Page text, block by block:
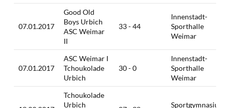
07.01.2017
Good Old
Boys Urbich
ASC Weimar
II
33 - 44
Innenstadt-
Sporthalle
Weimar
07.01.2017
ASC Weimar I
Tchoukolade
Urbich
30 - 0
Innenstadt-
Sporthalle
Weimar
Tchoukolade
Urbich
Sportgymnasium